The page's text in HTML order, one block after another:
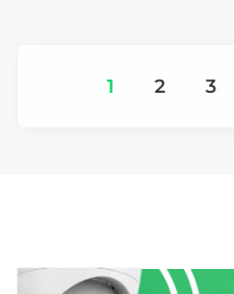
1 2 3